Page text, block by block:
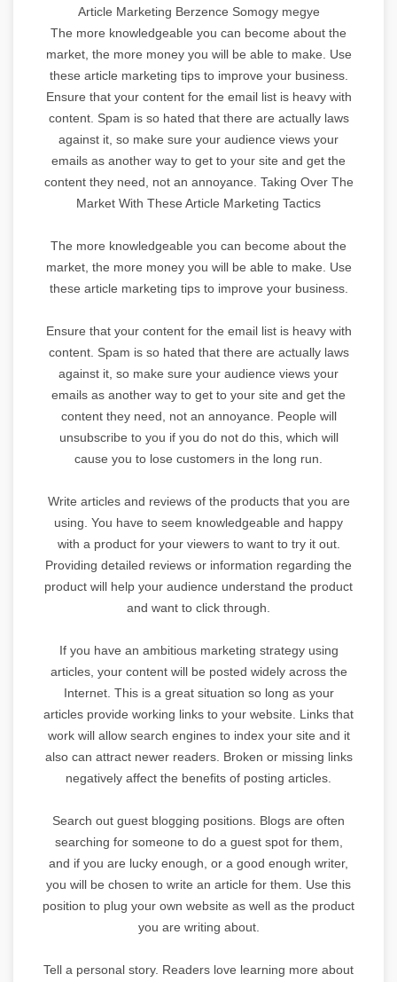
Article Marketing Berzence Somogy megye
The more knowledgeable you can become about the
market, the more money you will be able to make. Use
these article marketing tips to improve your business.
Ensure that your content for the email list is heavy with
content. Spam is so hated that there are actually laws
against it, so make sure your audience views your
emails as another way to get to your site and get the
content they need, not an annoyance. Taking Over The
Market With These Article Marketing Tactics
The more knowledgeable you can become about the
market, the more money you will be able to make. Use
these article marketing tips to improve your business.
Ensure that your content for the email list is heavy with
content. Spam is so hated that there are actually laws
against it, so make sure your audience views your
emails as another way to get to your site and get the
content they need, not an annoyance. People will
unsubscribe to you if you do not do this, which will
cause you to lose customers in the long run.
Write articles and reviews of the products that you are
using. You have to seem knowledgeable and happy
with a product for your viewers to want to try it out.
Providing detailed reviews or information regarding the
product will help your audience understand the product
and want to click through.
If you have an ambitious marketing strategy using
articles, your content will be posted widely across the
Internet. This is a great situation so long as your
articles provide working links to your website. Links that
work will allow search engines to index your site and it
also can attract newer readers. Broken or missing links
negatively affect the benefits of posting articles.
Search out guest blogging positions. Blogs are often
searching for someone to do a guest spot for them,
and if you are lucky enough, or a good enough writer,
you will be chosen to write an article for them. Use this
position to plug your own website as well as the product
you are writing about.
Tell a personal story. Readers love learning more about